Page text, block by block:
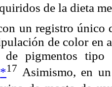
de la dieta
un registro
de color en
pigmentos tipo
*17 Asimismo, en